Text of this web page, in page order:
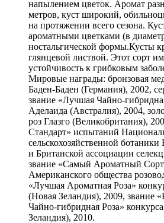
напылением цветок. Аромат
метров, куст широкий,
на протяжении всего сезона.
ароматными цветками (в
ностальгической формы.Кусты
глянцевой листвой. Этот сорт
устойчивость к грибковым
Мировые награды: бронзовая
Баден-Баден (Германия), 2002,
звание «Лучшая Чайно-
Аделаида (Австралия), 2004,
роз Глазго (Великобритания),
Стандарт» испытаний
сельскохозяйственной
и Британской ассоциации
звание «Самый Ароматный
Американского общества
«Лучшая Ароматная Роза»
(Новая Зеландия), 2009, звание
Чайно-гибридная Роза»
Зеландия), 2010.